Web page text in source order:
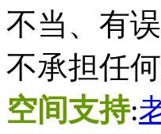
不当、有
不承担任
空间支持: